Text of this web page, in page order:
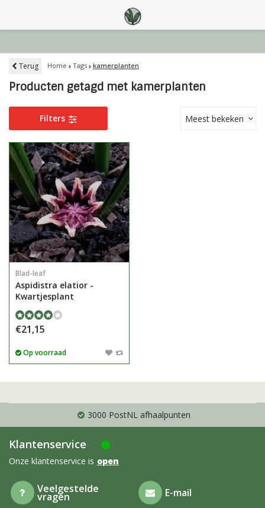
Terug Home Tags kamerplanten
Producten getagd met kamerplanten
Filters Meest bekeken
Blad-leaf
Aspidistra elatior -
Kwartjesplant
€21,15
Op voorraad
3000 PostNL afhaalpunten
Klantenservice
Onze klantenservice is open
Veelgestelde
vragen E-mail